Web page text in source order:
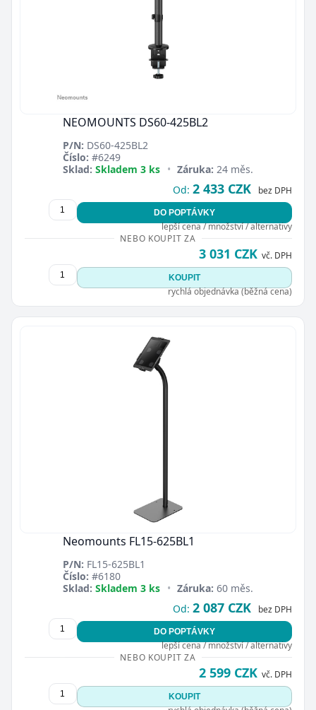
NEOMOUNTS DS60-425BL2
P/N: DS60-425BL2
Číslo: #6249
Sklad: Skladem 3 ks • Záruka: 24 měs.
Od: 2 433 CZK bez DPH
DO POPTÁVKY
lepší cena / množství / alternativy
NEBO KOUPIT ZA
3 031 CZK vč. DPH
KOUPIT
rychlá objednávka (běžná cena)
Neomounts FL15-625BL1
P/N: FL15-625BL1
Číslo: #6180
Sklad: Skladem 3 ks • Záruka: 60 měs.
Od: 2 087 CZK bez DPH
DO POPTÁVKY
lepší cena / množství / alternativy
NEBO KOUPIT ZA
2 599 CZK vč. DPH
KOUPIT